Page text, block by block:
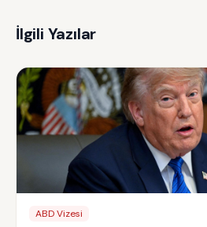
İlgili Yazılar
ABD Vizesi